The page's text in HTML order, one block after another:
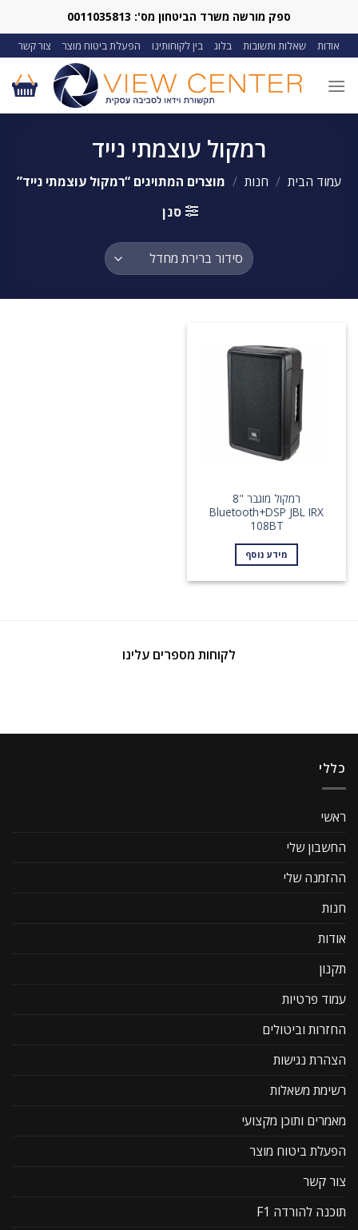
content
ספק מורשה משרד הביטחון מס': 0011035813
אודות שאלות ותשובות בלוג בין לקוחותינו הפעלת ביטוח מוצר צור קשר
רמקול עוצמתי נייד
עמוד הבית / חנות / מוצרים המתויגים “רמקול עוצמתי נייד”
סנן
רמקול מוגבר "8
Bluetooth+DSP JBL IRX
108BT
מידע נוסף
לקוחות מספרים עלינו
כללי
ראשי
החשבון שלי
ההזמנה שלי
חנות
אודות
תקנון
עמוד פרטיות
החזרות וביטולים
הצהרת נגישות
רשימת משאלות
מאמרים ותוכן מקצועי
הפעלת ביטוח מוצר
צור קשר
תוכנה להורדה F1